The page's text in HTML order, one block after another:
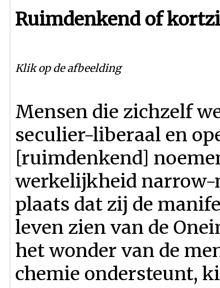
Ruimdenkend of
Klik op de afbeelding
Mensen die zichzelf
seculier-liberaal en
[ruimdenkend]
werkelijkheid
plaats dat zij de
leven zien van de
het wonder van de
chemie ondersteunt,